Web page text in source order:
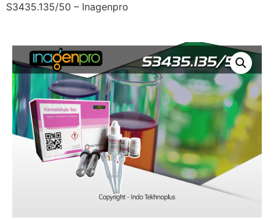
S3435.135/50 – Inagenpro